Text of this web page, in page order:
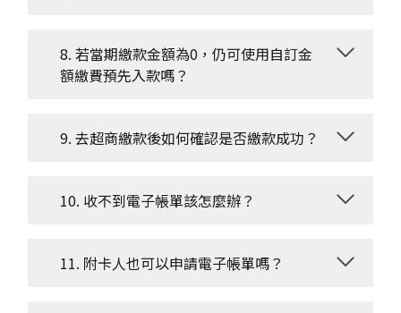
8. 若當期繳款金額為0，仍可使用自訂金
額繳費預先入款嗎？
9. 去超商繳款後如何確認是否繳款成功？
10. 收不到電子帳單該怎麼辦？
11. 附卡人也可以申請電子帳單嗎？